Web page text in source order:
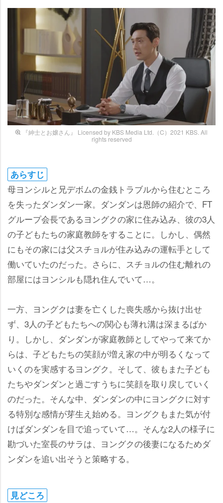
『紳士とお嬢さん』 Licensed by KBS Media Ltd.（C）2021 KBS. All
rights reserved
あらすじ
母ヨンシルと兄デボムの金銭トラブルから住むところ
を失ったダンダン一家。ダンダンは恩師の紹介で、FT
グループ会長であるヨングクの家に住み込み、彼の3人
の子どもたちの家庭教師をすることに。しかし、偶然
にもその家には父スチョルが住み込みの運転手として
働いていたのだった。さらに、スチョルの住む離れの
部屋にはヨンシルも隠れ住んでいて…。
一方、ヨングクは妻を亡くした喪失感から抜け出せ
ず、3人の子どもたちへの関心も薄れ溝は深まるばか
り。しかし、ダンダンが家庭教師としてやって来てか
らは、子どもたちの笑顔が増え家の中が明るくなって
いくのを実感するヨングク。そして、彼もまた子ども
たちやダンダンと過ごすうちに笑顔を取り戻していく
のだった。そんな中、ダンダンの中にヨングクに対す
る特別な感情が芽生え始める。ヨングクもまた気が付
けばダンダンを目で追っていて…。そんな2人の様子に
勘づいた室長のサラは、ヨングクの後妻になるためダ
ンダンを追い出そうと策略する。
見どころ